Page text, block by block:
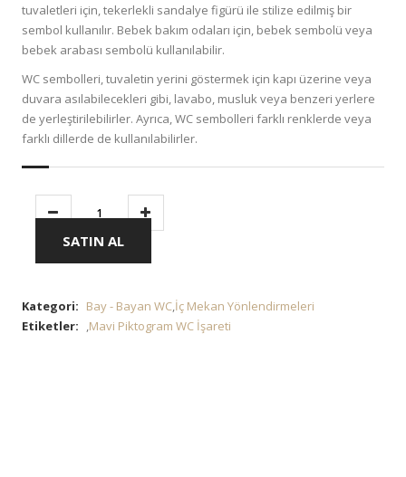
tuvaletleri için, tekerlekli sandalye figürü ile stilize edilmiş bir
sembol kullanılır. Bebek bakım odaları için, bebek sembolü veya
bebek arabası sembolü kullanılabilir.
WC sembolleri, tuvaletin yerini göstermek için kapı üzerine veya
duvara asılabilecekleri gibi, lavabo, musluk veya benzeri yerlere
de yerleştirilebilirler. Ayrıca, WC sembolleri farklı renklerde veya
farklı dillerde de kullanılabilirler.
SATIN AL
Kategori: Bay - Bayan WC, İç Mekan Yönlendirmeleri
Etiketler:
Mavi Piktogram WC İşareti